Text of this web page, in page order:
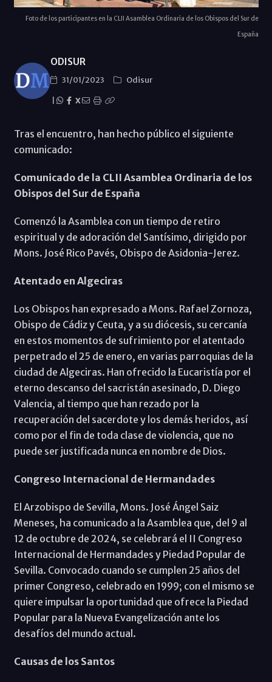
Foto de los participantes en la CLII Asamblea Ordinaria de los Obispos del Sur de
España
ODISUR
31/01/2023
Odisur
X
Tras el encuentro, han hecho público el siguiente
comunicado:
Comunicado de la CLII Asamblea Ordinaria de los
Obispos del Sur de España
Comenzó la Asamblea con un tiempo de retiro
espiritual y de adoración del Santísimo, dirigido por
Mons. José Rico Pavés, Obispo de Asidonia-Jerez.
Atentado en Algeciras
Los Obispos han expresado a Mons. Rafael Zornoza,
Obispo de Cádiz y Ceuta, y a su diócesis, su cercanía
en estos momentos de sufrimiento por el atentado
perpetrado el 25 de enero, en varias parroquias de la
ciudad de Algeciras. Han ofrecido la Eucaristía por el
eterno descanso del sacristán asesinado, D. Diego
Valencia, al tiempo que han rezado por la
recuperación del sacerdote y los demás heridos, así
como por el fin de toda clase de violencia, que no
puede ser justificada nunca en nombre de Dios.
Congreso Internacional de Hermandades
El Arzobispo de Sevilla, Mons. José Ángel Saiz
Meneses, ha comunicado a la Asamblea que, del 9 al
12 de octubre de 2024, se celebrará el II Congreso
Internacional de Hermandades y Piedad Popular de
Sevilla. Convocado cuando se cumplen 25 años del
primer Congreso, celebrado en 1999; con el mismo se
quiere impulsar la oportunidad que ofrece la Piedad
Popular para la Nueva Evangelización ante los
desafíos del mundo actual.
Causas de los Santos